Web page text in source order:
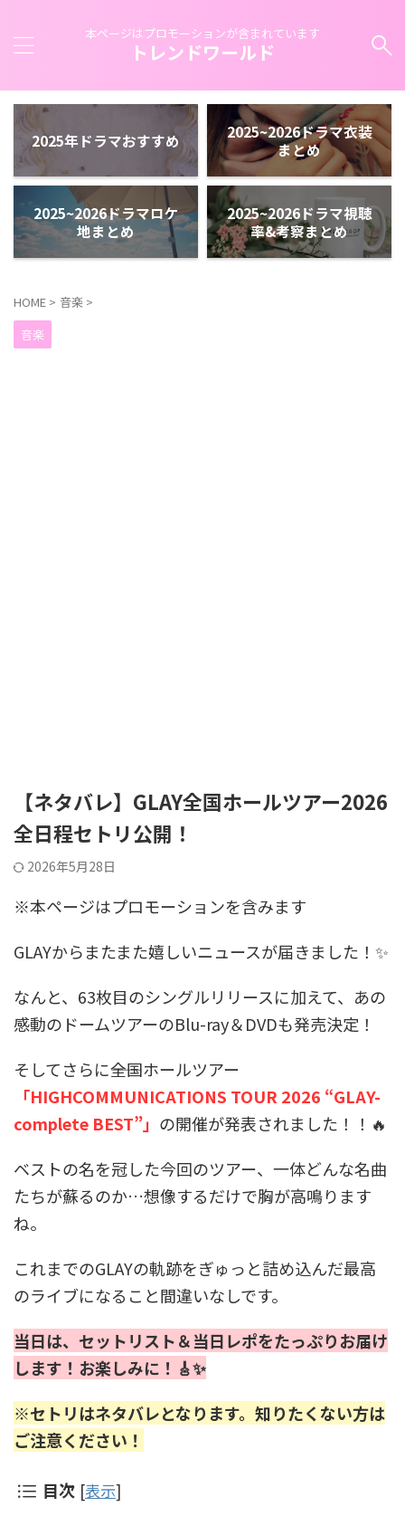
本ページはプロモーションが含まれています
トレンドワールド
2025年ドラマおすすめ
2025~2026ドラマ衣装
まとめ
2025~2026ドラマロケ
地まとめ
2025~2026ドラマ視聴
率&考察まとめ
HOME > 音楽 >
音楽
【ネタバレ】GLAY全国ホールツアー2026
全日程セトリ公開！
2026年5月28日
※本ページはプロモーションを含みます
GLAYからまたまた嬉しいニュースが届きました！✨
なんと、63枚目のシングルリリースに加えて、あの
感動のドームツアーのBlu-ray＆DVDも発売決定！
そしてさらに――全国ホールツアー
「HIGHCOMMUNICATIONS TOUR 2026 “GLAY-
complete BEST”」 の開催が発表されました！！🔥
ベストの名を冠した今回のツアー、一体どんな名曲
たちが蘇るのか…想像するだけで胸が高鳴ります
ね。
これまでのGLAYの軌跡をぎゅっと詰め込んだ最高
のライブになること間違いなしです。
当日は、 セットリスト＆当日レポをたっぷりお届け
します！お楽しみに！🎸✨
※セトリはネタバレとなります。知りたくない方は
ご注意ください！
目次 [表示]